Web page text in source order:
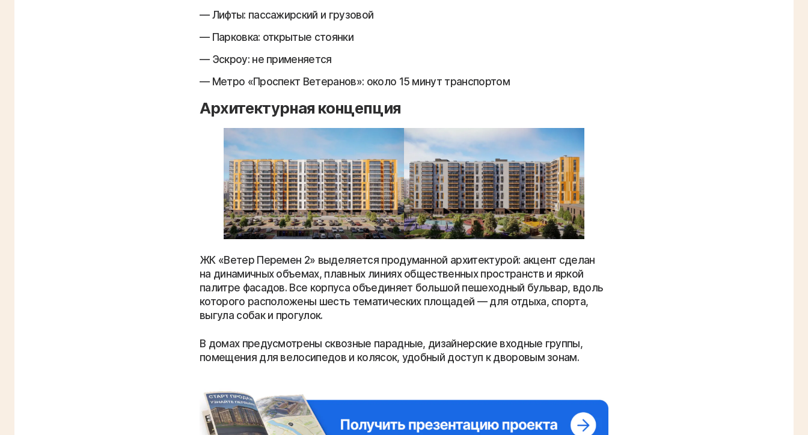
Лифты: пассажирский и грузовой
Парковка: открытые стоянки
Эскроу: не применяется
Метро «Проспект Ветеранов»: около 15 минут транспортом
Архитектурная концепция
ЖК «Ветер Перемен 2» выделяется продуманной архитектурой: акцент сделан
на динамичных объемах, плавных линиях общественных пространств и яркой
палитре фасадов. Все корпуса объединяет большой пешеходный бульвар, вдоль
которого расположены шесть тематических площадей — для отдыха, спорта,
выгула собак и прогулок.
В домах предусмотрены сквозные парадные, дизайнерские входные группы,
помещения для велосипедов и колясок, удобный доступ к дворовым зонам.